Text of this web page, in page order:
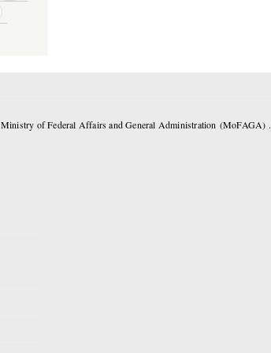
Ministry of Federal Affairs and General Administration (MoFAGA) .